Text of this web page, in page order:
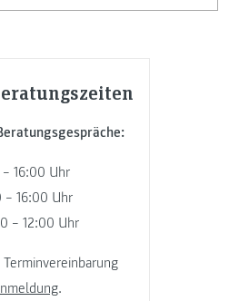
16:00 Uhr
– 16:00 Uhr
– 12:00 Uhr
.